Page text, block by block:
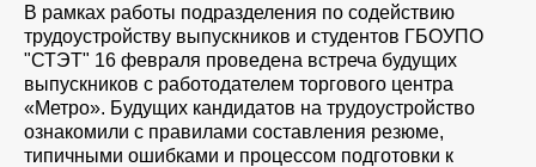
В рамках работы подразделения по содействию
трудоустройству выпускников и студентов ГБОУПО
"СТЭТ" 16 февраля проведена встреча будущих
выпускников с работодателем торгового центра
«Метро». Будущих кандидатов на трудоустройство
ознакомили с правилами составления резюме,
типичными ошибками и процессом подготовки к